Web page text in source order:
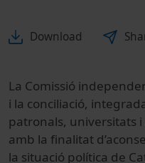
Download
La Comissió
i la conciliació,
patronals, universitats i
amb la finalitat
la situació política de